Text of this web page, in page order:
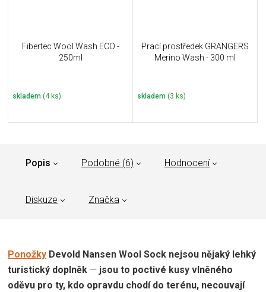
Fibertec Wool Wash ECO -
250ml
skladem (4 ks)
Prací prostředek GRANGERS
Merino Wash - 300 ml
skladem (3 ks)
Popis Podobné (6) Hodnocení
Diskuze Značka
Ponožky Devold Nansen Wool Sock nejsou nějaký lehký
turistický doplněk — jsou to poctivé kusy vlněného
oděvu pro ty, kdo opravdu chodí do terénu, necouvají